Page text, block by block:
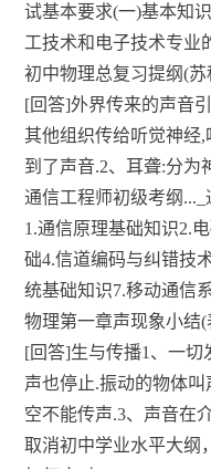
试基本要求(一)基本知
工技术和电子技术专业
初中物理总复习提纲(苏
[回答]外界传来的声音
其他组织传给听觉神经
到了声音.2、耳聋:分为
通信工程师初级考纲..._
1.通信原理基础知识2.
础4.信道编码与纠错技
统基础知识7.移动通信
物理第一章声现象小结
[回答]生与传播1、一切
声也停止.振动的物体
空不能传声.3、声音在
取消初中学业水平大纲